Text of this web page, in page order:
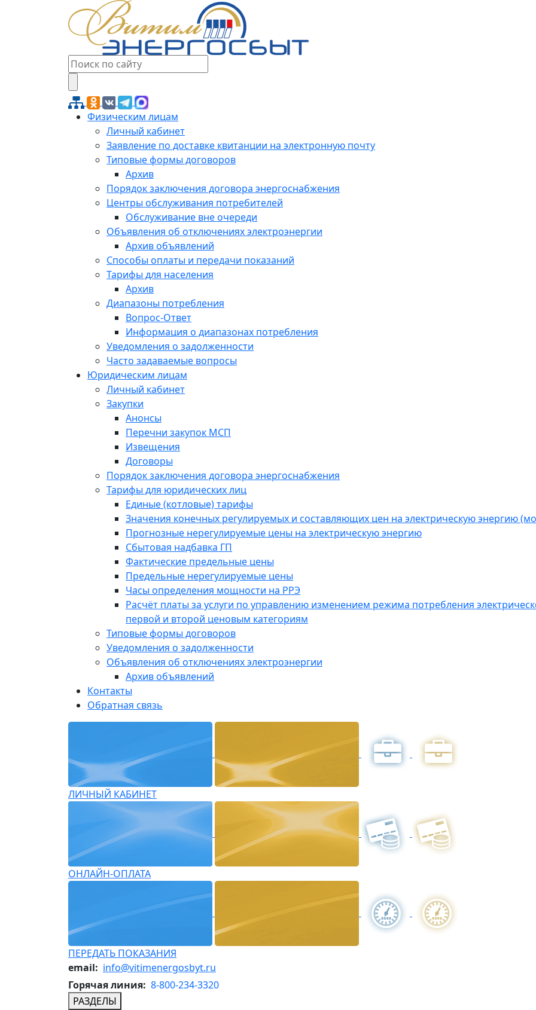
Физическим лицам
Личный кабинет
Заявление по доставке квитанции на электронную почту
Типовые формы договоров
Архив
Порядок заключения договора энергоснабжения
Центры обслуживания потребителей
Обслуживание вне очереди
Объявления об отключениях электроэнергии
Архив объявлений
Способы оплаты и передачи показаний
Тарифы для населения
Архив
Диапазоны потребления
Вопрос-Ответ
Информация о диапазонах потребления
Уведомления о задолженности
Часто задаваемые вопросы
Юридическим лицам
Личный кабинет
Закупки
Анонсы
Перечни закупок МСП
Извещения
Договоры
Порядок заключения договора энергоснабжения
Тарифы для юридических лиц
Единые (котловые) тарифы
Значения конечных регулируемых и составляющих цен на электрическую энергию
Прогнозные нерегулируемые цены на электрическую энергию
Сбытовая надбавка ГП
Фактические предельные цены
Предельные нерегулируемые цены
Часы определения мощности на РРЭ
Расчёт платы за услуги по управлению изменением режима потребления
первой и второй ценовым категориям
Типовые формы договоров
Уведомления о задолженности
Объявления об отключениях электроэнергии
Архив объявлений
Контакты
Обратная связь
ЛИЧНЫЙ КАБИНЕТ
ОНЛАЙН-ОПЛАТА
ПЕРЕДАТЬ ПОКАЗАНИЯ
email: info@vitimenergosbyt.ru
Горячая линия: 8-800-234-3320
РАЗДЕЛЫ